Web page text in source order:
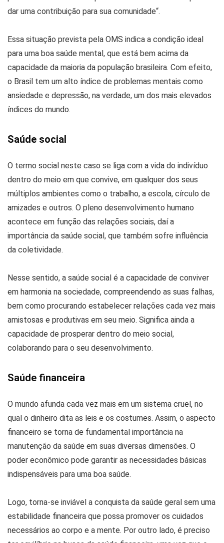
dar uma contribuição para sua comunidade“.
Essa situação prevista pela OMS indica a condição ideal
para uma boa saúde mental, que está bem acima da
capacidade da maioria da população brasileira. Com efeito,
o Brasil tem um alto índice de problemas mentais como
ansiedade e depressão, na verdade, um dos mais elevados
índices do mundo.
Saúde social
O termo social neste caso se liga com a vida do indivíduo
dentro do meio em que convive, em qualquer dos seus
múltiplos ambientes como o trabalho, a escola, círculo de
amizades e outros. O pleno desenvolvimento humano
acontece em função das relações sociais, daí a
importância da saúde social, que também sofre influência
da coletividade.
Nesse sentido, a saúde social é a capacidade de conviver
em harmonia na sociedade, compreendendo as suas falhas,
bem como procurando estabelecer relações cada vez mais
amistosas e produtivas em seu meio. Significa ainda a
capacidade de prosperar dentro do meio social,
colaborando para o seu desenvolvimento.
Saúde financeira
O mundo afunda cada vez mais em um sistema cruel, no
qual o dinheiro dita as leis e os costumes. Assim, o aspecto
financeiro se torna de fundamental importância na
manutenção da saúde em suas diversas dimensões. O
poder econômico pode garantir as necessidades básicas
indispensáveis para uma boa saúde.
Logo, torna-se inviável a conquista da saúde geral sem uma
estabilidade financeira que possa promover os cuidados
necessários ao corpo e a mente. Por outro lado, é preciso